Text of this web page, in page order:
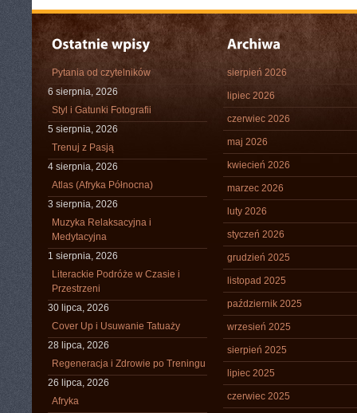
Pytania od czytelników
6 sierpnia, 2026
Styl i Gatunki Fotografii
5 sierpnia, 2026
Trenuj z Pasją
4 sierpnia, 2026
Atlas (Afryka Północna)
3 sierpnia, 2026
Muzyka Relaksacyjna i
Medytacyjna
1 sierpnia, 2026
Literackie Podróże w Czasie i
Przestrzeni
30 lipca, 2026
Cover Up i Usuwanie Tatuaży
28 lipca, 2026
Regeneracja i Zdrowie po Treningu
26 lipca, 2026
Afryka
sierpień 2026
lipiec 2026
czerwiec 2026
maj 2026
kwiecień 2026
marzec 2026
luty 2026
styczeń 2026
grudzień 2025
listopad 2025
październik 2025
wrzesień 2025
sierpień 2025
lipiec 2025
czerwiec 2025